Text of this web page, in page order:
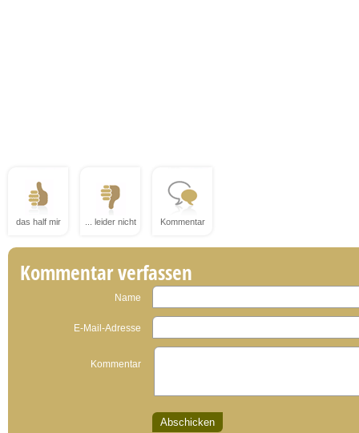
das half mir ... leider nicht Kommentar
Kommentar verfassen
Name
E-Mail-Adresse
Kommentar